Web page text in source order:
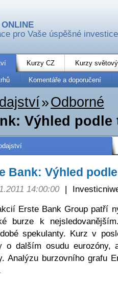
pro Vaše úspěšné investice
Kurzy CZ Kurzy
Komentáře a doporučení
»Odborné
Výhled
Bank: Výhled
14:00:00 |
Erste Bank Group patří
burze k
spekulanty. Kurz v
o dalším osudu eurozóny,
Analýzu burzovního grafu